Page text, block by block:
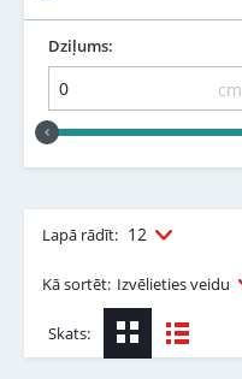
Dziļums:
cm
Lapā rādīt: 12
Kā sortēt: Izvēlieties veidu
Skats: